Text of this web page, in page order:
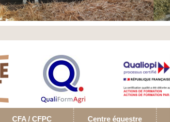
CFA / CFPC Centre équestre